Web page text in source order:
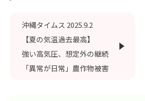
研究
SOCIAL
沖縄タイムス 2025.9.2
【夏の気温過去最高】
強い高気圧、想定外の継続
「異常が日常」農作物被害